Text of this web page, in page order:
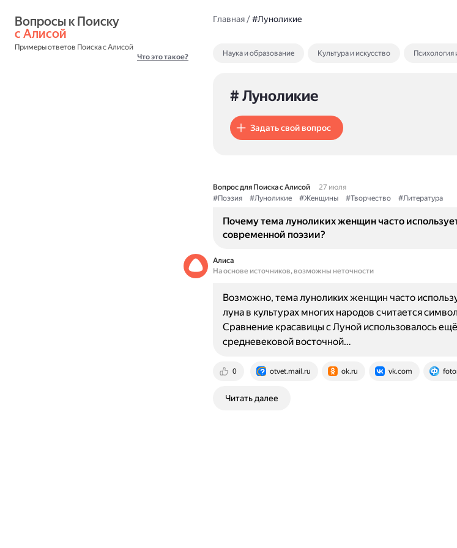
с Алисой
Примеры ответов Поиска с Алисой
Что это такое?
Главная/#Луноликие
Наука и образование Культура и искусство Психология
# Луноликие
Задать свой вопрос
Вопрос для Поиска с Алисой
27 июля
#Поэзия
#Луноликие #Женщины #Творчество #Литература
Почему тема луноликих женщин часто
современной поэзии?
Алиса
На основе источников, возможны неточности
0 otvet.mail.ru ok.ru vk.com
Возможно, тема луноликих женщин часто
луна в культурах многих народов считается
Сравнение красавицы с Луной использовалось
средневековой восточной…
Читать далее